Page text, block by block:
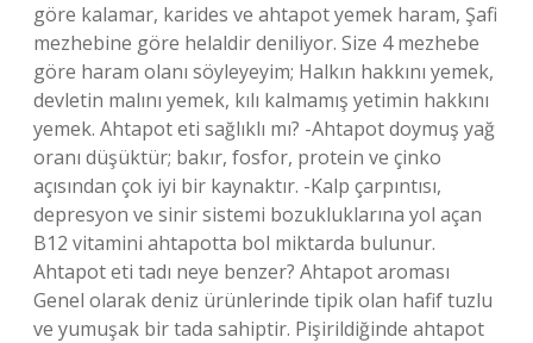
göre kalamar, karides ve ahtapot yemek haram, Şafi
mezhebine göre helaldir deniliyor. Size 4 mezhebe
göre haram olanı söyleyeyim; Halkın hakkını yemek,
devletin malını yemek, kılı kalmamış yetimin hakkını
yemek. Ahtapot eti sağlıklı mı? -Ahtapot doymuş yağ
oranı düşüktür; bakır, fosfor, protein ve çinko
açısından çok iyi bir kaynaktır. -Kalp çarpıntısı,
depresyon ve sinir sistemi bozukluklarına yol açan
B12 vitamini ahtapotta bol miktarda bulunur.
Ahtapot eti tadı neye benzer? Ahtapot aroması
Genel olarak deniz ürünlerinde tipik olan hafif tuzlu
ve yumuşak bir tada sahiptir. Pişirildiğinde ahtapot